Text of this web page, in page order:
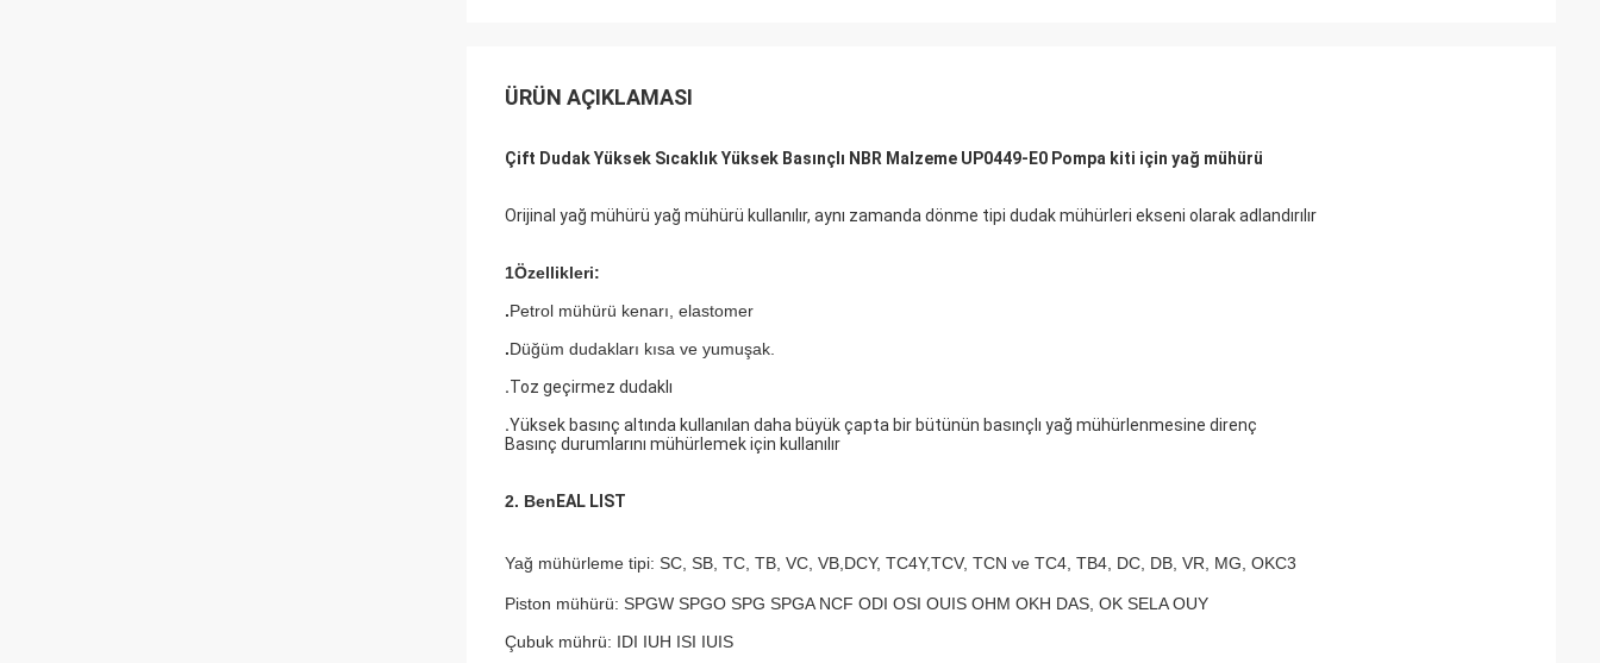
ÜRÜN AÇIKLAMASI
Çift Dudak Yüksek Sıcaklık Yüksek Basınçlı NBR Malzeme UP0449-E0 Pompa kiti için yağ mühürü
Orijinal yağ mühürü yağ mühürü kullanılır, aynı zamanda dönme tipi dudak mühürleri ekseni olarak adlandırılır
1Özellikleri:
.Petrol mühürü kenarı, elastomer
.Düğüm dudakları kısa ve yumuşak.
.Toz geçirmez dudaklı
.Yüksek basınç altında kullanılan daha büyük çapta bir bütünün basınçlı yağ mühürlenmesine direnç
Basınç durumlarını mühürlemek için kullanılır
2. Ben EAL LIST
Yağ mühürleme tipi: SC, SB, TC, TB, VC, VB, DCY, TC4Y,TCV, TCN ve TC4, TB4, DC, DB, VR, MG, OKC3
Piston mühürü: SPGW SPGO SPG SPGA NCF ODI OSI OUIS OHM OKH DAS, OK SELA OUY
Çubuk mührü: IDI IUH ISI IUIS